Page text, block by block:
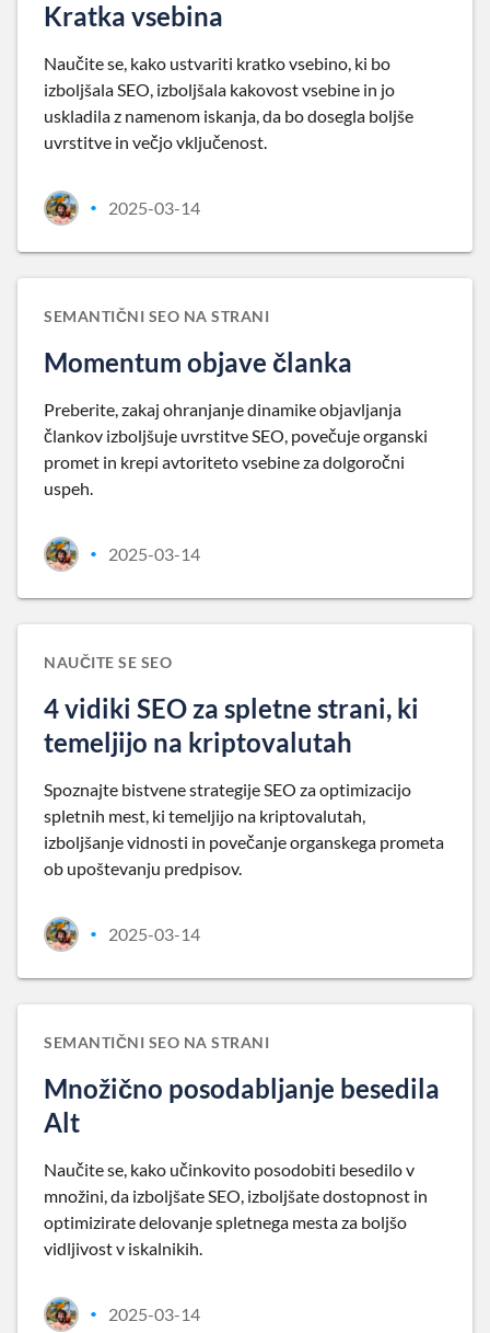
Kratka vsebina
Naučite se, kako ustvariti kratko vsebino, ki bo
izboljšala SEO, izboljšala kakovost vsebine in jo
uskladila z namenom iskanja, da bo dosegla boljše
uvrstitve in večjo vključenost.
• 2025-03-14
SEMANTIČNI SEO NA STRANI
Momentum objave članka
Preberite, zakaj ohranjanje dinamike objavljanja
člankov izboljšuje uvrstitve SEO, povečuje organski
promet in krepi avtoriteto vsebine za dolgoročni
uspeh.
• 2025-03-14
NAUČITE SE SEO
4 vidiki SEO za spletne strani, ki
temeljijo na kriptovalutah
Spoznajte bistvene strategije SEO za optimizacijo
spletnih mest, ki temeljijo na kriptovalutah,
izboljšanje vidnosti in povečanje organskega prometa
ob upoštevanju predpisov.
• 2025-03-14
SEMANTIČNI SEO NA STRANI
Množično posodabljanje besedila
Alt
Naučite se, kako učinkovito posodobiti besedilo v
množini, da izboljšate SEO, izboljšate dostopnost in
optimizirate delovanje spletnega mesta za boljšo
vidljivost v iskalnikih.
• 2025-03-14